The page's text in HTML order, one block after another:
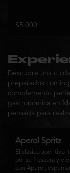
$5.000
Descubre una
preparados con
complemento
gastronómica en
pensada para
Aperol Spritz
El clásico aperitivo
por su frescura y
con Aperol,